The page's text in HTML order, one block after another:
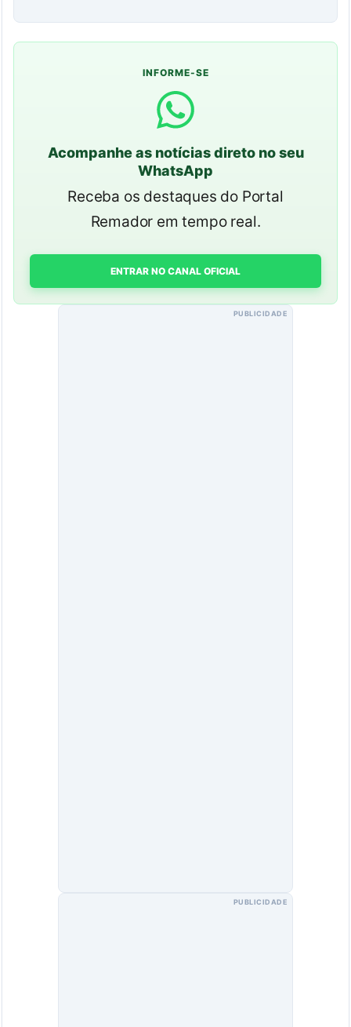
INFORME-SE
Acompanhe as notícias direto no seu
WhatsApp
Receba os destaques do Portal
Remador em tempo real.
ENTRAR NO CANAL OFICIAL
PUBLICIDADE
PUBLICIDADE